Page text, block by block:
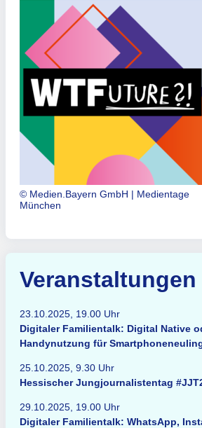
© Medien.Bayern GmbH | Medientage
München
Veranstaltungen
23.10.2025, 19.00 Uhr
Digitaler Familientalk: Digital Native
Handynutzung für
25.10.2025, 9.30 Uhr
Hessischer Jungjournalistentag
29.10.2025, 19.00 Uhr
Digitaler Familientalk: WhatsApp,